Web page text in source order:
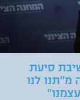
סיעת
מ"תנו לנו